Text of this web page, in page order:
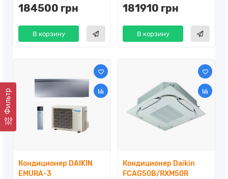
Фильтр
184500 грн
В корзину
181910 грн
В корзину
Кондиционер DAIKIN
EMURA-3
Кондиционер Daikin
FCAG50B/RXM50R